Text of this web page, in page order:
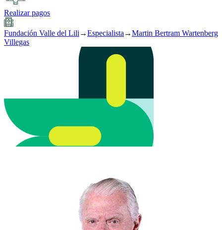
Realizar pagos
Fundación Valle del Lili →Especialista →Martin Bertram Wartenberg
Villegas